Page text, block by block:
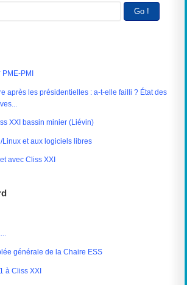
PMI
après les présidentielles : a-t-elle failli ? État des
XXI bassin minier (Liévin)
Linux et aux logiciels libres
avec Cliss XXI
générale de la Chaire ESS
à Cliss XXI